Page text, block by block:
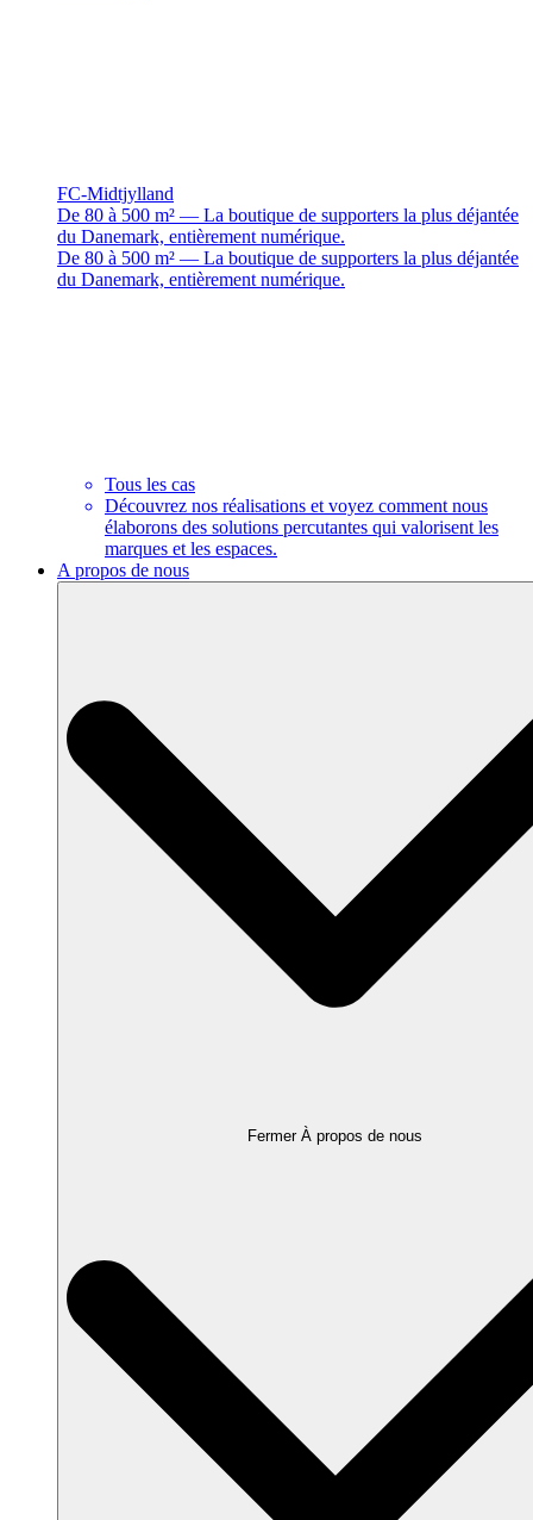
FC-Midtjylland
De 80 à 500 m² — La boutique de supporters la plus déjantée
du Danemark, entièrement numérique.
De 80 à 500 m² — La boutique de supporters la plus déjantée
du Danemark, entièrement numérique.
Tous les cas
Découvrez nos réalisations et voyez comment nous
élaborons des solutions percutantes qui valorisent les
marques et les espaces.
A propos de nous
Fermer À propos de nous